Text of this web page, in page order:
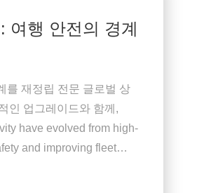
여행 안전의 경계
를 재정립 전문 글로벌 상
인 업그레이드와 함께,
have evolved from high-
and improving fleet